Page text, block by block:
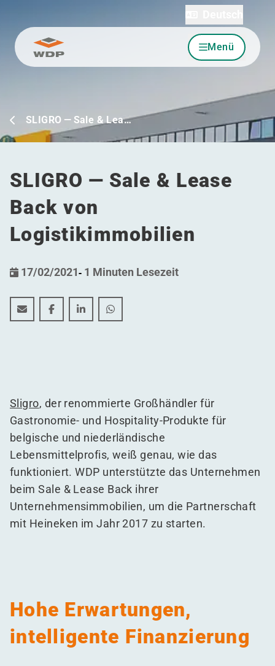
Zum Inhalt wechseln Menü
SLIGRO — Sale & Lea…
SLIGRO — Sale & Lease
Back von
Logistikimmobilien
17/02/2021- 1 Minuten Lesezeit
SLIGRO — Sale & Lease Back von Logistikimmobilien
SLIGRO — Sale & Lease Back von
SLIGRO — Sale & Lease Back von
SLIGRO — Sale & Lease Back von
Sligro, der renommierte Großhändler für
Gastronomie- und Hospitality-Produkte für
belgische und niederländische
Lebensmittelprofis, weiß genau, wie das
funktioniert. WDP unterstützte das Unternehmen
beim Sale & Lease Back ihrer
Unternehmensimmobilien, um die Partnerschaft
mit Heineken im Jahr 2017 zu starten.
Hohe Erwartungen,
intelligente Finanzierung